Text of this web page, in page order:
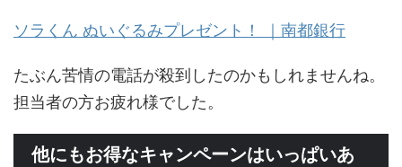
ソラくん ぬいぐるみプレゼント！ ｜南都銀行
たぶん苦情の電話が殺到したのかもしれませんね。
担当者の方お疲れ様でした。
他にもお得なキャンペーンはいっぱいあ